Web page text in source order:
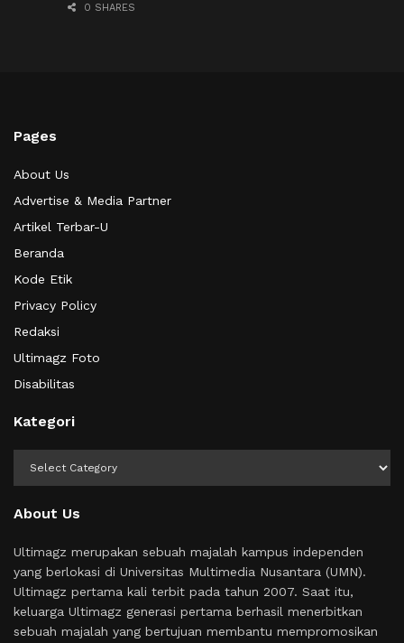
0 SHARES
Pages
About Us
Advertise & Media Partner
Artikel Terbar-U
Beranda
Kode Etik
Privacy Policy
Redaksi
Ultimagz Foto
Disabilitas
Kategori
About Us
Ultimagz merupakan sebuah majalah kampus independen
yang berlokasi di Universitas Multimedia Nusantara (UMN).
Ultimagz pertama kali terbit pada tahun 2007. Saat itu,
keluarga Ultimagz generasi pertama berhasil menerbitkan
sebuah majalah yang bertujuan membantu mempromosikan